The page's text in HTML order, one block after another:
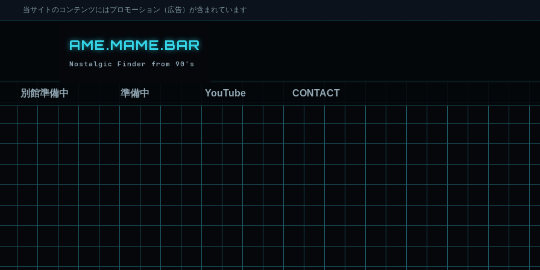
当サイトのコンテンツにはプロモーション（広告）が含まれています
別館準備中 準備中 YouTube CONTACT